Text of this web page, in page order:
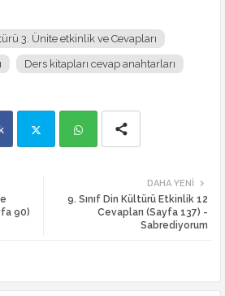
3. Ünite etkinlik ve Cevapları
Ders kitapları cevap anahtarları
ats
DAHA YENI
9. Sınıf Din Kültürü Etkinlik 12
Cevapları (Sayfa 137) -
Sabrediyorum
90)